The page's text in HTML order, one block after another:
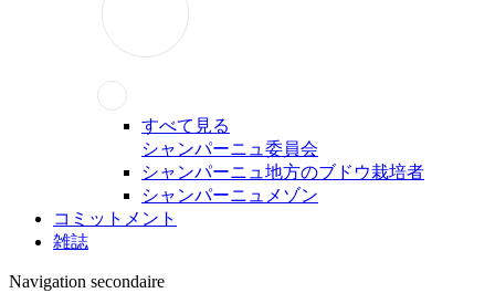
すべて見る
シャンパーニュ委員会
シャンパーニュ地方のブドウ栽培者
シャンパーニュメゾン
コミットメント
雑誌
Navigation secondaire